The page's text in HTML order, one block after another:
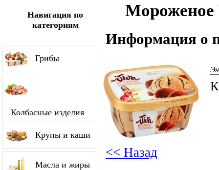
Навигация по
категориям
Грибы
Колбасные изделия
Крупы и каши
Масла и жиры
Мороженое
Информация о
<< Назад